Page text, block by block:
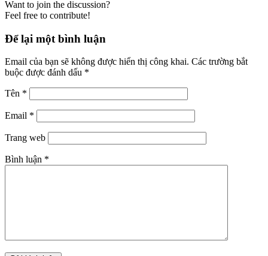
Want to join the discussion?
Feel free to contribute!
Để lại một bình luận
Email của bạn sẽ không được hiển thị công khai. Các trường bắt
buộc được đánh dấu *
Tên *
Email *
Trang web
Bình luận *